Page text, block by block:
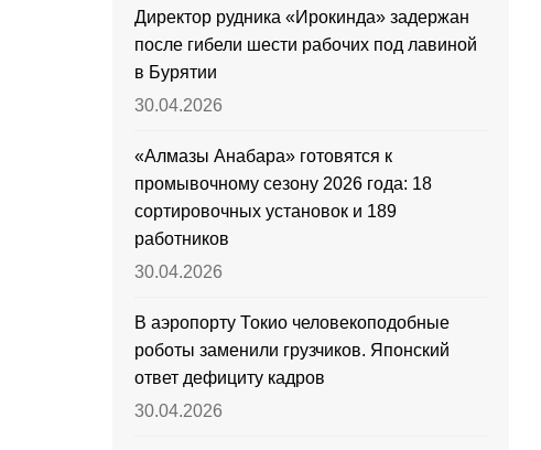
Директор рудника «Ирокинда» задержан
после гибели шести рабочих под лавиной
в Бурятии
30.04.2026
«Алмазы Анабара» готовятся к
промывочному сезону 2026 года: 18
сортировочных установок и 189
работников
30.04.2026
В аэропорту Токио человекоподобные
роботы заменили грузчиков. Японский
ответ дефициту кадров
30.04.2026